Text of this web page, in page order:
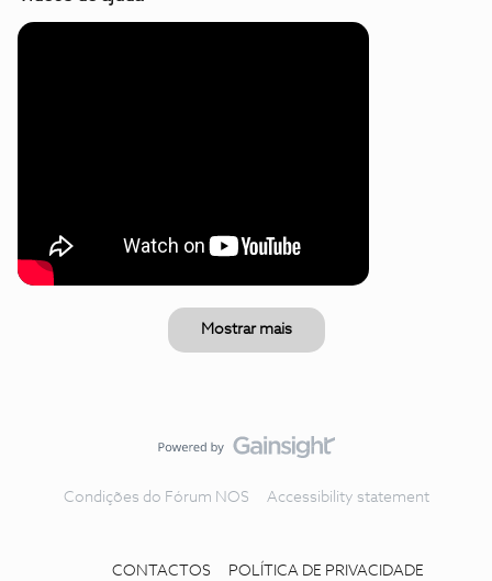
Mostrar mais
Condições do Fórum NOS Accessibility statement
CONTACTOS POLÍTICA DE PRIVACIDADE